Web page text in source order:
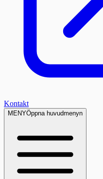
Kontakt
MENYÖppna huvudmenyn